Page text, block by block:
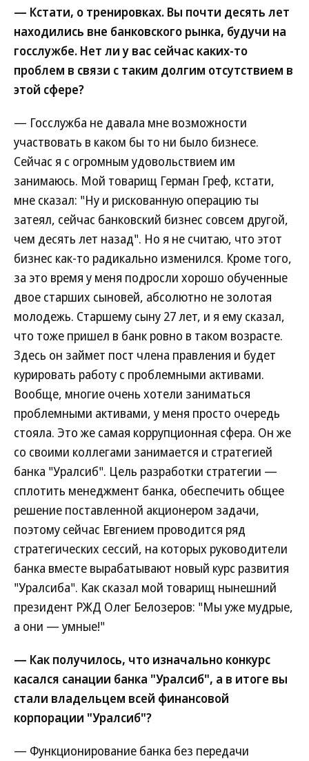
— Кстати, о тренировках. Вы почти десять лет
находились вне банковского рынка, будучи на
госслужбе. Нет ли у вас сейчас каких-то
проблем в связи с таким долгим отсутствием в
этой сфере?
— Госслужба не давала мне возможности
участвовать в каком бы то ни было бизнесе.
Сейчас я с огромным удовольствием им
занимаюсь. Мой товарищ Герман Греф, кстати,
мне сказал: "Ну и рискованную операцию ты
затеял, сейчас банковский бизнес совсем другой,
чем десять лет назад". Но я не считаю, что этот
бизнес как-то радикально изменился. Кроме того,
за это время у меня подросли хорошо обученные
двое старших сыновей, абсолютно не золотая
молодежь. Старшему сыну 27 лет, и я ему сказал,
что тоже пришел в банк ровно в таком возрасте.
Здесь он займет пост члена правления и будет
курировать работу с проблемными активами.
Вообще, многие очень хотели заниматься
проблемными активами, у меня просто очередь
стояла. Это же самая коррупционная сфера. Он же
со своими коллегами занимается и стратегией
банка "Уралсиб". Цель разработки стратегии —
сплотить менеджмент банка, обеспечить общее
решение поставленной акционером задачи,
поэтому сейчас Евгением проводится ряд
стратегических сессий, на которых руководители
банка вместе вырабатывают новый курс развития
"Уралсиба". Как сказал мой товарищ нынешний
президент РЖД Олег Белозеров: "Мы уже мудрые,
а они — умные!"
— Как получилось, что изначально конкурс
касался санации банка "Уралсиб", а в итоге вы
стали владельцем всей финансовой
корпорации "Уралсиб"?
— Функционирование банка без передачи